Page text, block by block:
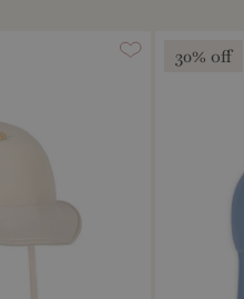
30% off